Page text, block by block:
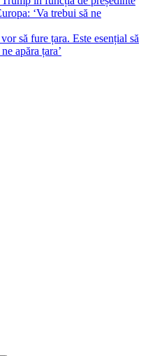
‘Va trebui să ne
să fure țara. Este esențial să
apăra țara’